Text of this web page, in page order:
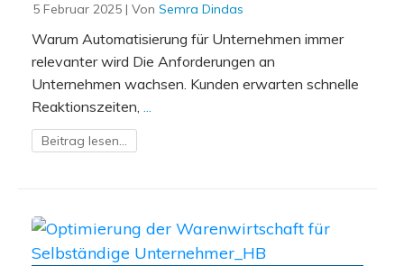
5 Februar 2025 | Von Semra Dindas
Warum Automatisierung für Unternehmen immer
relevanter wird Die Anforderungen an
Unternehmen wachsen. Kunden erwarten schnelle
Reaktionszeiten, ...
Beitrag lesen...